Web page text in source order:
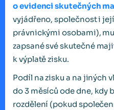
o evidenci skutečných
vyjádřeno, společnost i
právnickými osobami),
zapsané své skutečné
k výplatě zisku.
Podíl na zisku a na jiných
do 3 měsíců ode dne, kdy
rozdělení (pokud